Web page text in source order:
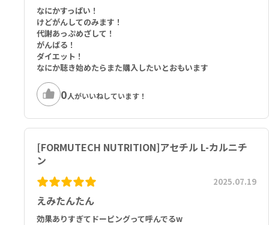
なにかすっぱい！
けどがんしてのみます！
代謝あっぷめざして！
がんばる！
ダイエット！
なにか聴き始めたらまた購入したいとおもいます
0人がいいねしています！
[FORMUTECH NUTRITION]アセチル L-カルニチ
ン
えみたんたん
2025.07.19
効果ありすぎてドーピングって呼んでるw